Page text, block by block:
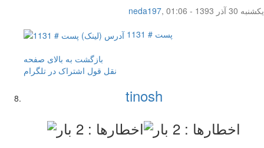
neda197,
یکشنبه 30 آذر 1393 - 01:06
پست # 1131
بازگشت به بالای صفحه
نقل قول اشتراک در تلگرام
tinosh